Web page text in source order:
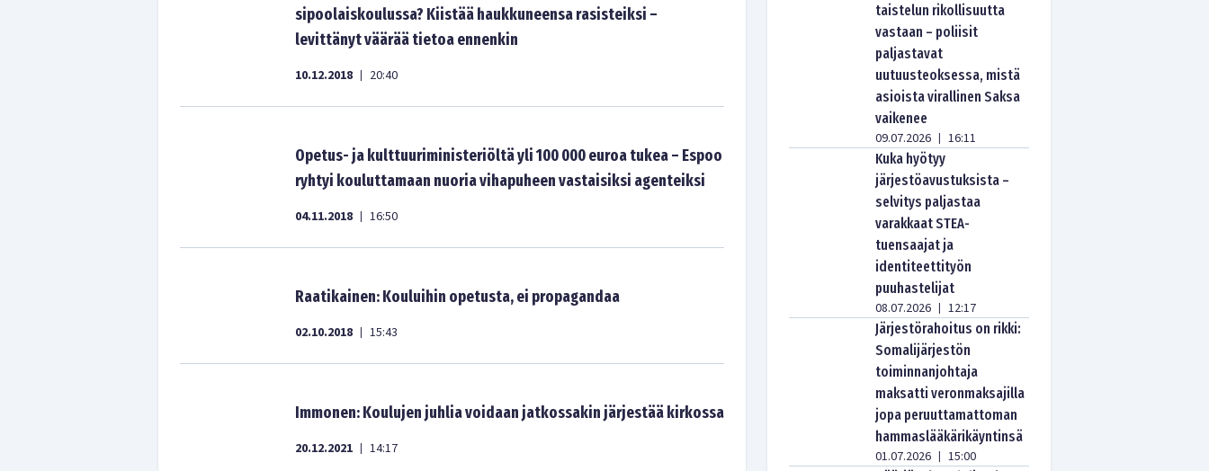
sipoolaiskoulussa? Kiistää haukkuneensa rasisteiksi –
levittänyt väärää tietoa ennenkin
10.12.2018 | 20:40
Opetus- ja kulttuuriministeriöltä yli 100 000 euroa tukea – Espoo
ryhtyi kouluttamaan nuoria vihapuheen vastaisiksi agenteiksi
04.11.2018 | 16:50
Raatikainen: Kouluihin opetusta, ei propagandaa
02.10.2018 | 15:43
Immonen: Koulujen juhlia voidaan jatkossakin järjestää kirkossa
20.12.2021 | 14:17
taistelun rikollisuutta
vastaan – poliisit
paljastavat
uutuusteoksessa, mistä
asioista virallinen Saksa
vaikenee
09.07.2026 | 16:11
Kuka hyötyy
järjestöavustuksista –
selvitys paljastaa
varakkaat STEA-
tuensaajat ja
identiteettityön
puuhastelijat
08.07.2026 | 12:17
Järjestörahoitus on rikki:
Somalijärjestön
toiminnanjohtaja
maksatti veronmaksajilla
jopa peruuttamattoman
hammaslääkärikäyntinsä
01.07.2026 | 15:00